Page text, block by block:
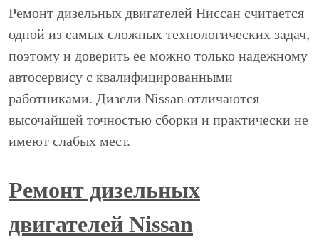
Ремонт дизельных двигателей Ниссан считается
одной из самых сложных технологических задач,
поэтому и доверить ее можно только надежному
автосервису с квалифицированными
работниками. Дизели Nissan отличаются
высочайшей точностью сборки и практически не
имеют слабых мест.
Ремонт дизельных
двигателей Nissan